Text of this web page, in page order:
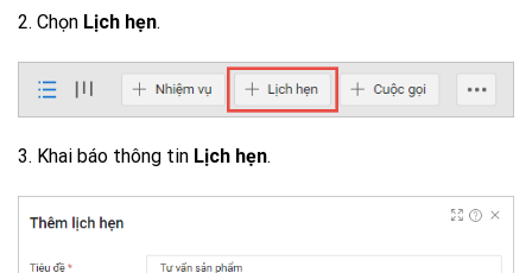
2. Chọn Lịch hẹn.
3. Khai báo thông tin Lịch hẹn.